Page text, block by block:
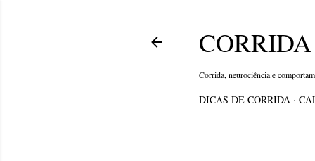
Corrida, neurociência e
DICAS DE CORRIDA